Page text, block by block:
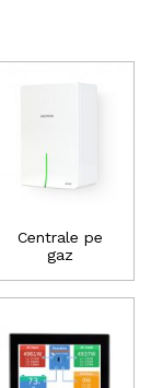
Centrale pe
gaz